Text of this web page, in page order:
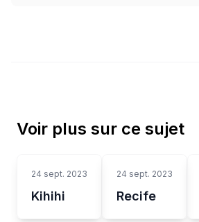
Voir plus sur ce sujet
24 sept. 2023
Kihihi
24 sept. 2023
Recife